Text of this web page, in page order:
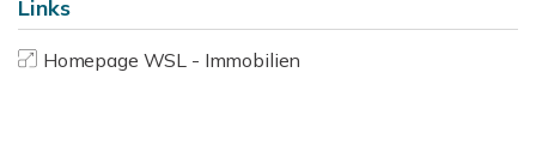
Links
Homepage WSL - Immobilien